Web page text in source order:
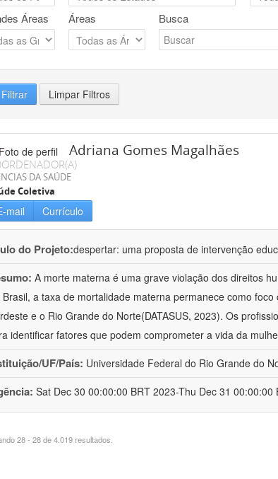
Áreas Áreas Busca
Filtrar Limpar Filtros
Adriana Gomes Magalhães
DA SAÚDE
Coletiva
mail Currículo
do Projeto:despertar: uma proposta de intervenção
A morte materna é uma grave violação dos direitos
Brasil, a taxa de mortalidade materna permanece como
e o Rio Grande do Norte(DATASUS, 2023). Os
identificar fatores que podem comprometer a vida da
UF/País: Universidade Federal do Rio Grande do
Sat Dec 30 00:00:00 BRT 2023-Thu Dec 31 00:00:00
28 - 28 de 4.019 resultados.